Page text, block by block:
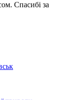
Спасибі за